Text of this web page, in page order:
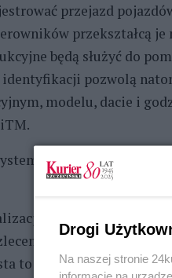
przejazd
przekształcą je
będą służyć do
pozwolą
modelu, dacie i
jest ograniczenie
zadania ma 125
podał sam w
to 2 801 001, 50 zł. ©℗
Drogi
Na naszej stronie